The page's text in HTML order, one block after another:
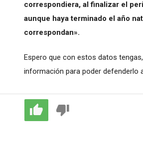
correspondiera, al finalizar el
aunque haya terminado el año
correspondan».
Espero que con estos datos
información para poder defenderlo